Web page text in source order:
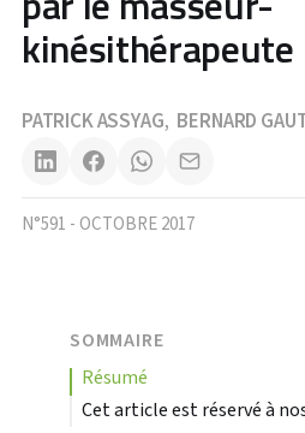
kinésithérapeute
PATRICK ASSYAG, BERNARD
N°591 - OCTOBRE 2017
SOMMAIRE
résumé
Cet article est réservé à